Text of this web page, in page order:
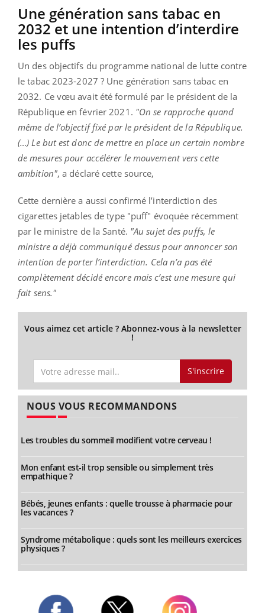
Une génération sans tabac en
2032 et une intention d’interdire
les puffs
Un des objectifs du programme national de lutte contre
le tabac 2023-2027 ? Une génération sans tabac en
2032. Ce vœu avait été formulé par le président de la
République en février 2021. "On se rapproche quand
même de l’objectif fixé par le président de la République.
(…) Le but est donc de mettre en place un certain nombre
de mesures pour accélérer le mouvement vers cette
ambition", a déclaré cette source,
Cette dernière a aussi confirmé l’interdiction des
cigarettes jetables de type "puff" évoquée récemment
par le ministre de la Santé. "Au sujet des puffs, le
ministre a déjà communiqué dessus pour annoncer son
intention de porter l’interdiction. Cela n’a pas été
complètement décidé encore mais c’est une mesure qui
fait sens."
Vous aimez cet article ? Abonnez-vous à la newsletter
!
S'inscrire
NOUS VOUS RECOMMANDONS
Les troubles du sommeil modifient votre cerveau !
Mon enfant est-il trop sensible ou simplement très
empathique ?
Bébés, jeunes enfants : quelle trousse à pharmacie pour
les vacances ?
Syndrome métabolique : quels sont les meilleurs exercices
physiques ?